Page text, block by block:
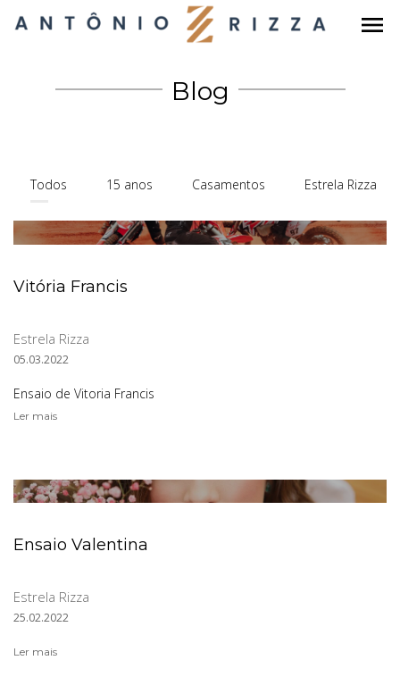
menu
Blog
Todos 15 anos Casamentos Estrela Rizza
Vitória Francis
Estrela Rizza
05.03.2022
Ensaio de Vitoria Francis
Ler mais
Ensaio Valentina
Estrela Rizza
25.02.2022
Ler mais